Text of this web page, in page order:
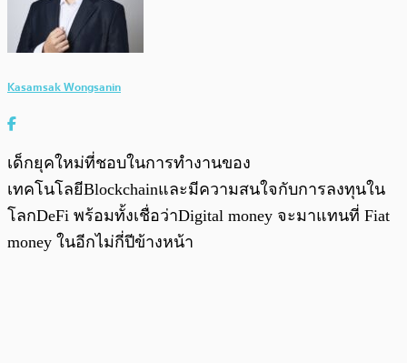
Kasamsak Wongsanin
เด็กยุคใหม่ที่ชอบในการทำงานของ
เทคโนโลยีBlockchainและมีความสนใจกับการลงทุนใน
โลกDeFi พร้อมทั้งเชื่อว่าDigital money จะมาแทนที่ Fiat
money ในอีกไม่กี่ปีข้างหน้า